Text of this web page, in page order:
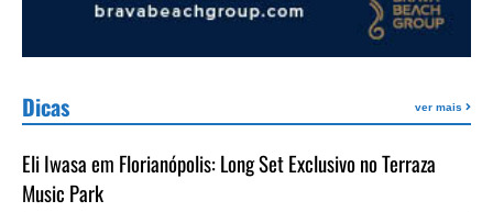
Dicas ver mais
Eli Iwasa em Florianópolis: Long Set Exclusivo no Terraza
Music Park